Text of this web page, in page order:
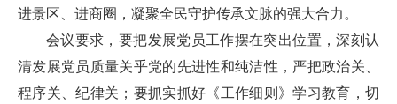
进景区、进商圈，凝聚全民守护传承文脉的强大合力。
会议要求，要把发展党员工作摆在突出位置，深刻认
清发展党员质量关乎党的先进性和纯洁性，严把政治关、
程序关、纪律关；要抓实抓好《工作细则》学习教育，切